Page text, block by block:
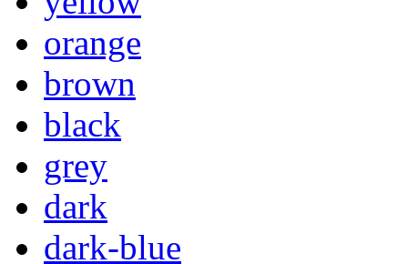
orange
brown
black
grey
dark
dark-blue